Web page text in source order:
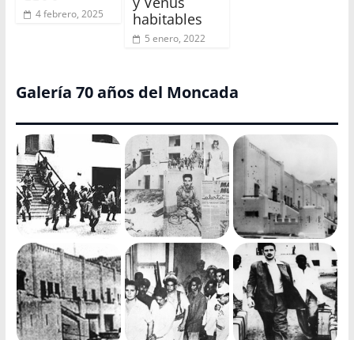
4 febrero, 2025
habitables
5 enero, 2022
Galería 70 años del Moncada